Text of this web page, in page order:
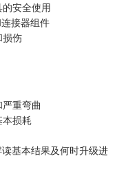
安全使用
接器组件
损伤
重弯曲
损耗
基本结果及何时升级进